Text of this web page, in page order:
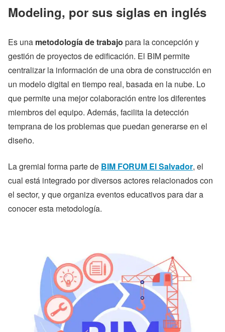
Modeling, por sus siglas en inglés
Es una metodología de trabajo para la concepción y
gestión de proyectos de edificación. El BIM permite
centralizar la información de una obra de construcción en
un modelo digital en tiempo real, basada en la nube. Lo
que permite una mejor colaboración entre los diferentes
miembros del equipo. Además, facilita la detección
temprana de los problemas que puedan generarse en el
diseño.
La gremial forma parte de BIM FORUM El Salvador, el
cual está integrado por diversos actores relacionados con
el sector, y que organiza eventos educativos para dar a
conocer esta metodología.